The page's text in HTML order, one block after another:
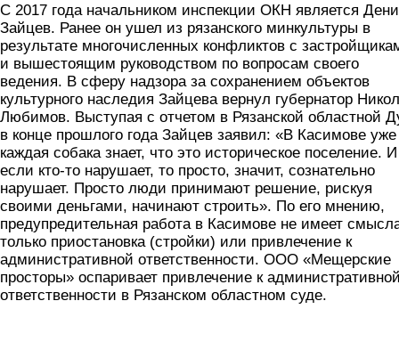
С 2017 года начальником инспекции ОКН является
Зайцев. Ранее он ушел из рязанского минкультуры в
результате многочисленных конфликтов с
и вышестоящим руководством по вопросам своего
ведения. В сферу надзора за сохранением объектов
культурного наследия Зайцева вернул губернатор
Любимов. Выступая с отчетом в Рязанской областной
в конце прошлого года Зайцев заявил: «В Касимове уже
каждая собака знает, что это историческое поселение. И
если кто-то нарушает, то просто, значит, сознательно
нарушает. Просто люди принимают решение, рискуя
своими деньгами, начинают строить». По его мнению,
предупредительная работа в Касимове не имеет
только приостановка (стройки) или привлечение к
административной ответственности. ООО «Мещерские
просторы» оспаривает привлечение к
ответственности в Рязанском областном суде.